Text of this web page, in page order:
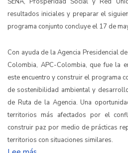
resultados iniciales y preparar el
programa conjunto concluye el 17 de
Con ayuda de la Agencia Presidencial
Colombia, APC-Colombia, que fue la
este encuentro y construir el programa
de sostenibilidad ambiental y
de Ruta de la Agencia. Una
territorios más afectados por el
construir paz por medio de prácticas
territorios con situaciones similares.